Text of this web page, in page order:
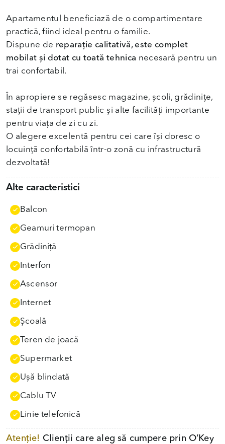
Apartamentul beneficiază de o compartimentare
practică, fiind ideal pentru o familie.
Dispune de reparație calitativă, este complet
mobilat și dotat cu toată tehnica necesară pentru un
trai confortabil.
În apropiere se regăsesc magazine, școli, grădinițe,
stații de transport public și alte facilități importante
pentru viața de zi cu zi.
O alegere excelentă pentru cei care își doresc o
locuință confortabilă într-o zonă cu infrastructură
dezvoltată!
Alte caracteristici
Balcon
Geamuri termopan
Grădiniţă
Interfon
Ascensor
Internet
Școală
Teren de joacă
Supermarket
Uşă blindată
Cablu TV
Linie telefonică
Atenție! Clienții care aleg să cumpere prin O’Key